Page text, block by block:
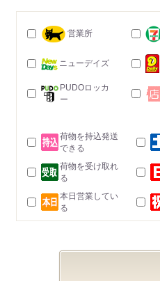
営業所
ニューデイズ
PUDOロッカ
ー
荷物を持込発送
できる
荷物を受け取れ
る
本日営業してい
る